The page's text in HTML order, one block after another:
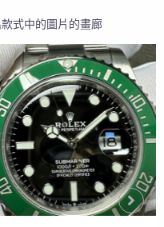
式中的圖片的畫廊